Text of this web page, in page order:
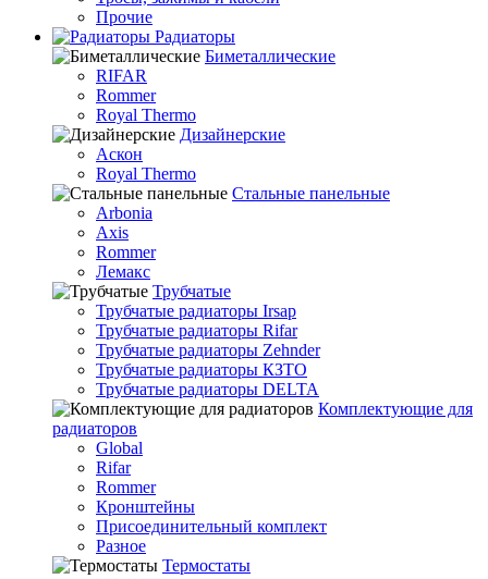
Прочие
Радиаторы
Биметаллические
RIFAR
Rommer
Royal Thermo
Дизайнерские
Аскон
Royal Thermo
Стальные панельные
Arbonia
Axis
Rommer
Лемакс
Трубчатые
Трубчатые радиаторы Irsap
Трубчатые радиаторы Rifar
Трубчатые радиаторы Zehnder
Трубчатые радиаторы КЗТО
Трубчатые радиаторы DELTA
Комплектующие для
радиаторов
Global
Rifar
Rommer
Кронштейны
Присоединительный комплект
Разное
Термостаты